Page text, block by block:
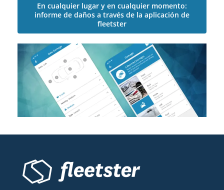
En cualquier lugar y en cualquier momento:
informe de daños a través de la aplicación de
fleetster